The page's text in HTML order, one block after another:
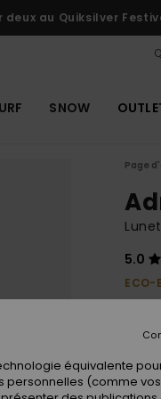
au Quiksilver
SNOW
Page
5.0
ECO-
équivalente
personnelles (comme